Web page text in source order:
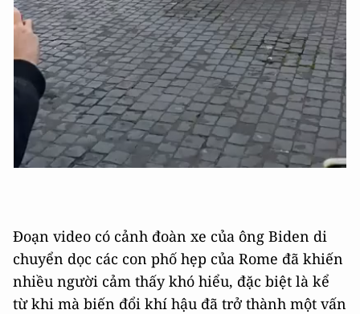
Đoạn video có cảnh đoàn xe của ông Biden di
chuyển dọc các con phố hẹp của Rome đã khiến
nhiều người cảm thấy khó hiểu, đặc biệt là kể
từ khi mà biến đổi khí hậu đã trở thành một vấn